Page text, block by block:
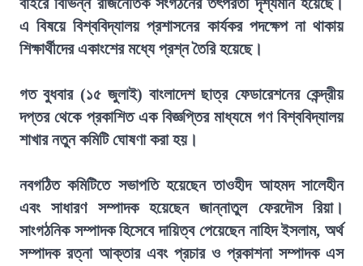
এ বিষয়ে বিশ্ববিদ্যালয় প্রশাসনের কার্যকর পদক্ষেপ না থাকায়
শিক্ষার্থীদের একাংশের মধ্যে প্রশ্ন তৈরি হয়েছে।
গত বুধবার (১৫ জুলাই) বাংলাদেশ ছাত্র ফেডারেশনের কেন্দ্রীয়
দপ্তর থেকে প্রকাশিত এক বিজ্ঞপ্তির মাধ্যমে গণ বিশ্ববিদ্যালয়
শাখার নতুন কমিটি ঘোষণা করা হয়।
নবগঠিত কমিটিতে সভাপতি হয়েছেন তাওহীদ আহমদ সালেহীন
এবং সাধারণ সম্পাদক হয়েছেন জান্নাতুল ফেরদৌস রিয়া।
সাংগঠনিক সম্পাদক হিসেবে দায়িত্ব পেয়েছেন নাহিদ ইসলাম, অর্থ
সম্পাদক রত্না আক্তার এবং প্রচার ও প্রকাশনা সম্পাদক এস